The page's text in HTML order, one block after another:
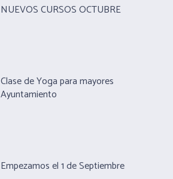
NUEVOS CURSOS OCTUBRE
Clase de Yoga para mayores
Ayuntamiento
Empezamos el 1 de Septiembre